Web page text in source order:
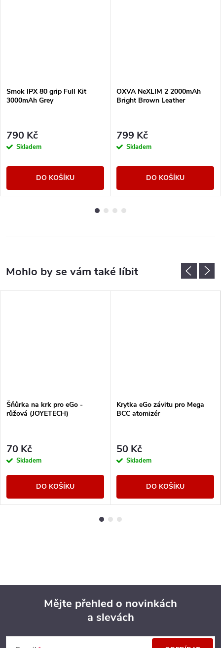
Smok IPX 80 grip Full Kit
3000mAh Grey
790 Kč
Skladem
DO KOŠÍKU
OXVA NeXLIM 2 2000mAh
Bright Brown Leather
799 Kč
Skladem
DO KOŠÍKU
Šňůrka na krk pro eGo -
růžová (JOYETECH)
70 Kč
Skladem
DO KOŠÍKU
Krytka eGo závitu pro Mega
BCC atomizér
50 Kč
Skladem
DO KOŠÍKU
Mějte přehled o novinkách
a slevách